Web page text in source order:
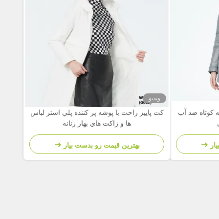
کوتاه ضد آب
ویدیو
کت پاييز راحت با پوشه پر کننده پلي استر لباس
ها و ژاکت هاي بهار زنانه
بهترین قیمت رو بدست بیار